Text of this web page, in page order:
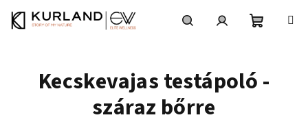
Kecskevajas testápoló -
száraz bőrre